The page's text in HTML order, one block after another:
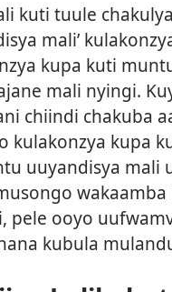
kuti tuule
mali’
kupa kuti
mali nyingi.
chiindi chakuba
kulakonzya kupa
uuyandisya mali
pele ooyo
kubula